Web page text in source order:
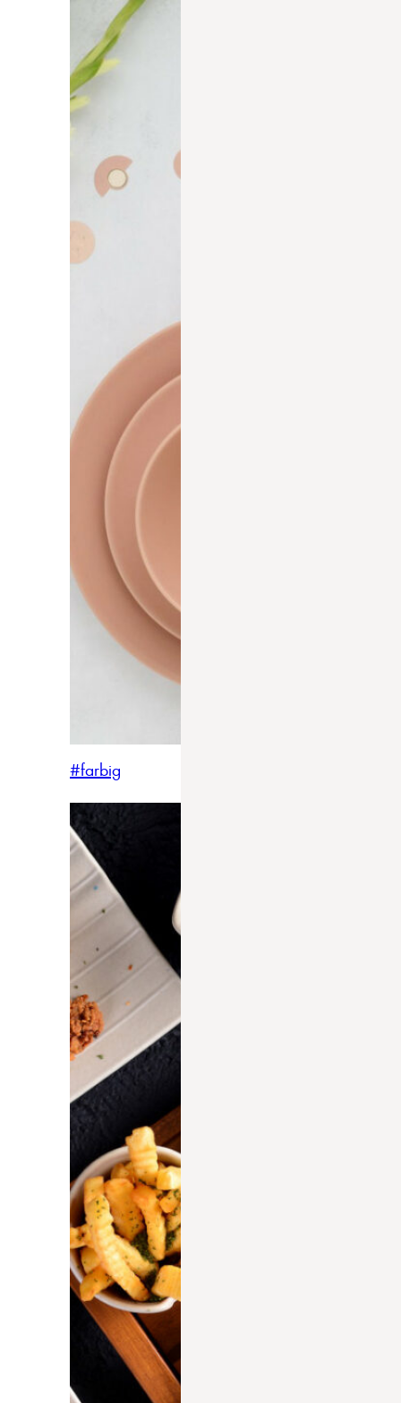
#farbig